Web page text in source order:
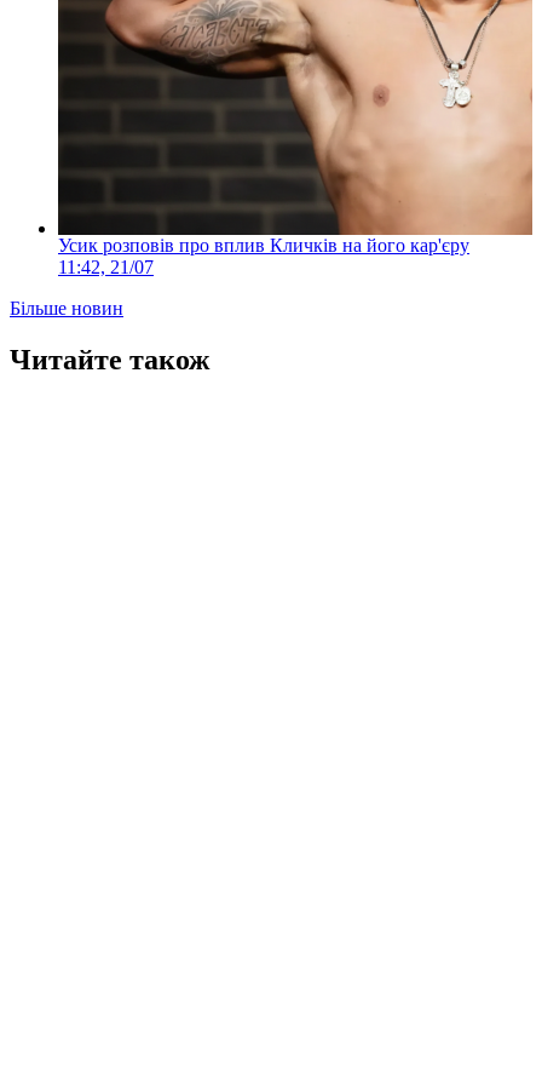
Усик розповів про вплив Кличків на його кар'єру
11:42, 21/07
Більше новин
Читайте також